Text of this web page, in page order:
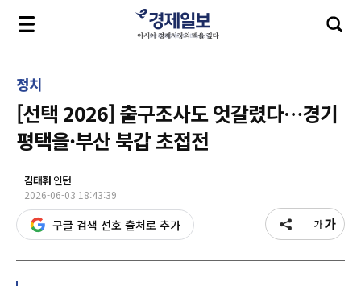
정치
[선택 2026] 출구조사도 엇갈렸다…경기
평택을·부산 북갑 초접전
김태휘 인턴
2026-06-03 18:43:39
구글 검색 선호 출처로 추가